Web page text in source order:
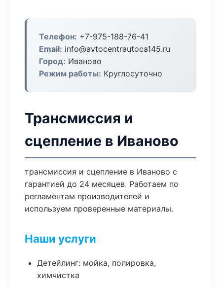
Телефон: +7-975-188-76-41
Email: info@avtocentrautoca145.ru
Город: Иваново
Режим работы: Круглосуточно
Трансмиссия и
сцепление в Иваново
трансмиссия и сцепление в Иваново с
гарантией до 24 месяцев. Работаем по
регламентам производителей и
используем проверенные материалы.
Наши услуги
Детейлинг: мойка, полировка,
химчистка